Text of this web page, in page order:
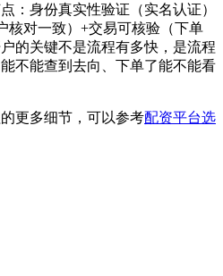
：身份真实性验证（实名认证）
核对一致）+交易可核验（下单
的关键不是流程有多快，是流程
不能查到去向、下单了能不能看
更多细节，可以参考配资平台选